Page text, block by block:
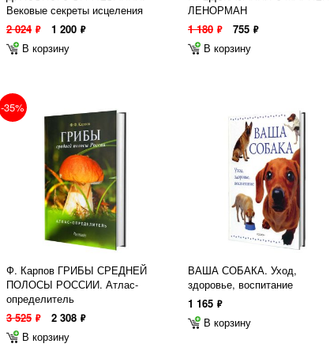
Вековые секреты исцеления
2 024 ф 1 200 ф
В корзину
ЛЕНОРМАН
1 180 ф 755 ф
В корзину
-35%
Ф. Карпов ГРИБЫ СРЕДНЕЙ
ПОЛОСЫ РОССИИ. Атлас-
определитель
3 525 ф 2 308 ф
В корзину
ВАША СОБАКА. Уход,
здоровье, воспитание
1 165 ф
В корзину